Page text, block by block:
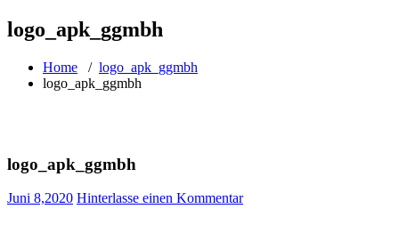
logo_apk_ggmbh
Home / logo_apk_ggmbh
logo_apk_ggmbh
logo_apk_ggmbh
Juni 8,2020 Hinterlasse einen Kommentar